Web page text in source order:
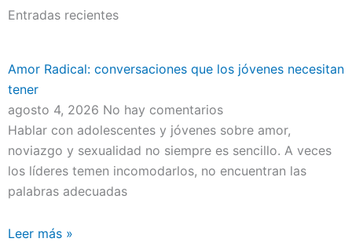
Entradas recientes
Amor Radical: conversaciones que los jóvenes necesitan
tener
agosto 4, 2026 No hay comentarios
Hablar con adolescentes y jóvenes sobre amor,
noviazgo y sexualidad no siempre es sencillo. A veces
los líderes temen incomodarlos, no encuentran las
palabras adecuadas
Leer más »